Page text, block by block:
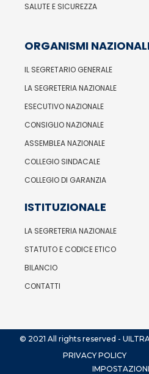
SALUTE E SICUREZZA
ORGANISMI
IL SEGRETARIO GENERALE
LA SEGRETERIA NAZIONALE
ESECUTIVO NAZIONALE
CONSIGLIO NAZIONALE
ASSEMBLEA NAZIONALE
COLLEGIO SINDACALE
COLLEGIO DI GARANZIA
ISTITUZIONALE
LA SEGRETERIA NAZIONALE
STATUTO E CODICE ETICO
BILANCIO
CONTATTI
© 2021 All rights reserved -
PRIVACY POLICY